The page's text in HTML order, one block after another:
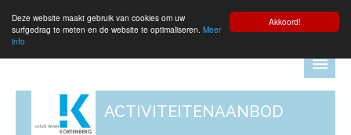
Akkoord!
Deze website maakt gebruik van cookies om uw
surfgedrag te meten en de website te optimaliseren. Meer
info
ACTIVITEITENAANBOD